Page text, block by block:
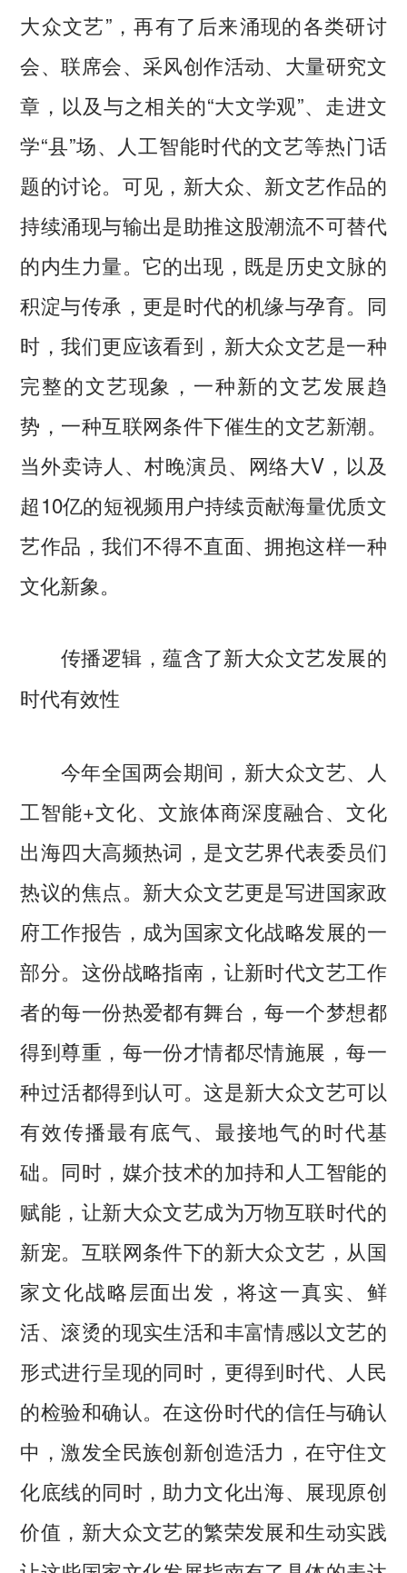
大众文艺”，再有了后来涌现的各类研讨
会、联席会、采风创作活动、大量研究文
章，以及与之相关的“大文学观”、走进文
学“县”场、人工智能时代的文艺等热门话
题的讨论。可见，新大众、新文艺作品的
持续涌现与输出是助推这股潮流不可替代
的内生力量。它的出现，既是历史文脉的
积淀与传承，更是时代的机缘与孕育。同
时，我们更应该看到，新大众文艺是一种
完整的文艺现象，一种新的文艺发展趋
势，一种互联网条件下催生的文艺新潮。
当外卖诗人、村晚演员、网络大V，以及
超10亿的短视频用户持续贡献海量优质文
艺作品，我们不得不直面、拥抱这样一种
文化新象。
传播逻辑，蕴含了新大众文艺发展的
时代有效性
今年全国两会期间，新大众文艺、人
工智能+文化、文旅体商深度融合、文化
出海四大高频热词，是文艺界代表委员们
热议的焦点。新大众文艺更是写进国家政
府工作报告，成为国家文化战略发展的一
部分。这份战略指南，让新时代文艺工作
者的每一份热爱都有舞台，每一个梦想都
得到尊重，每一份才情都尽情施展，每一
种过活都得到认可。这是新大众文艺可以
有效传播最有底气、最接地气的时代基
础。同时，媒介技术的加持和人工智能的
赋能，让新大众文艺成为万物互联时代的
新宠。互联网条件下的新大众文艺，从国
家文化战略层面出发，将这一真实、鲜
活、滚烫的现实生活和丰富情感以文艺的
形式进行呈现的同时，更得到时代、人民
的检验和确认。在这份时代的信任与确认
中，激发全民族创新创造活力，在守住文
化底线的同时，助力文化出海、展现原创
价值，新大众文艺的繁荣发展和生动实践